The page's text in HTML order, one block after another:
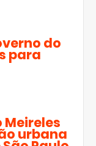
do
para
Meireles
urbana